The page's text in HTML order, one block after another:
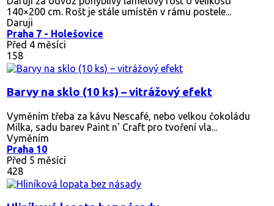
140×200 cm. Rošt je stále umístěn v rámu postele...
Daruji
Praha 7 - Holešovice
Před 4 měsíci
158
Barvy na sklo (10 ks) – vitrážový efekt
Vyměním třeba za kávu Nescafé, nebo velkou čokoládu
Milka, sadu barev Paint n' Craft pro tvoření vla...
Vyměním
Praha 10
Před 5 měsíci
428